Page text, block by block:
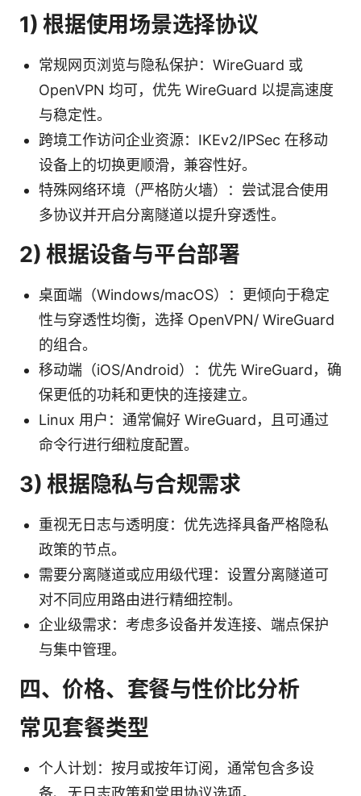
1) 根据使用场景选择协议
常规网页浏览与隐私保护：WireGuard 或
OpenVPN 均可，优先 WireGuard 以提高速度
与稳定性。
跨境工作访问企业资源：IKEv2/IPSec 在移动
设备上的切换更顺滑，兼容性好。
特殊网络环境（严格防火墙）：尝试混合使用
多协议并开启分离隧道以提升穿透性。
2) 根据设备与平台部署
桌面端（Windows/macOS）：更倾向于稳定
性与穿透性均衡，选择 OpenVPN/ WireGuard
的组合。
移动端（iOS/Android）：优先 WireGuard，确
保更低的功耗和更快的连接建立。
Linux 用户：通常偏好 WireGuard，且可通过
命令行进行细粒度配置。
3) 根据隐私与合规需求
重视无日志与透明度：优先选择具备严格隐私
政策的节点。
需要分离隧道或应用级代理：设置分离隧道可
对不同应用路由进行精细控制。
企业级需求：考虑多设备并发连接、端点保护
与集中管理。
四、价格、套餐与性价比分析
常见套餐类型
个人计划：按月或按年订阅，通常包含多设